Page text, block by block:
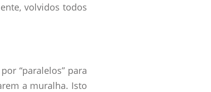
volvidos todos
“paralelos” para
a muralha. Isto